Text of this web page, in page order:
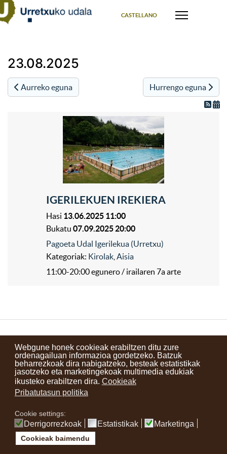
Webgune honek cookieak erabiltzen ditu zure
ordenagailuan informazioa gordetzeko. Batzuk
beharrezkoak dira nabigatzeko, besteak estatistikak
jasotzeko eta marketingekoak multimedia edukiak
ikusteko erabiltzen dira. Cookieak
Pribatutasun politika
Cookie settings:
Derrigorrezkoak Estatistikak Marketinga
Cookieak baimendu
CASTELLANO
23.08.2025
Aurreko eguna Hurrengo eguna
IGERILEKUEN IREKIERA
Hasi 13.06.2025 11:00
Bukatu 07.09.2025 20:00
Pagoeta Udal Igerilekua (Urretxu)
Kategoriak: Kirolak Aisia
11:00-20:00 egunero / irailaren 7a arte
Zure iritzia
instagram
facebook